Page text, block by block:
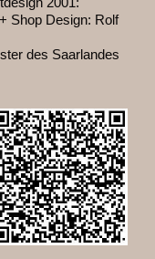
Shop Design: Rolf
des Saarlandes